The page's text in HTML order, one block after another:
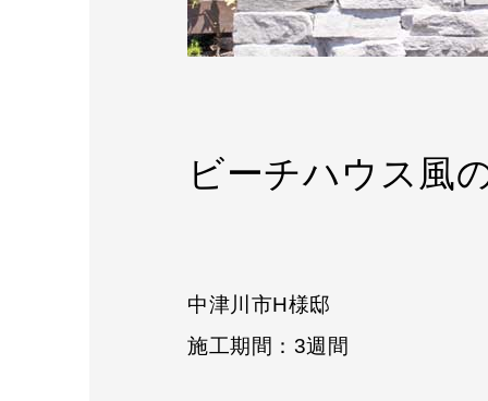
ビーチハウス風
中津川市H様邸
施工期間：3週間